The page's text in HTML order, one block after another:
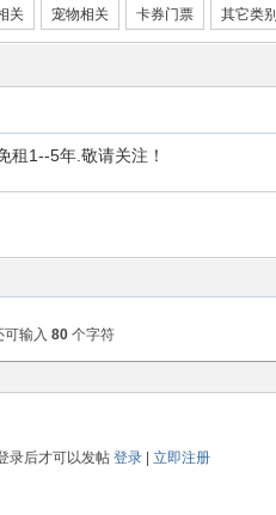
关 宠物相关 卡券门票 其它类别
租1--5年.敬请关注！
可输入 80 个字符
录后才可以发帖 登录 立即注册